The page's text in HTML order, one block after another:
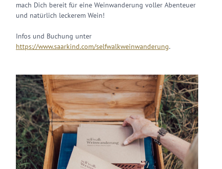
mach Dich bereit für eine Weinwanderung voller Abenteuer
und natürlich leckerem Wein!
Infos und Buchung unter
https://www.saarkind.com/selfwalkweinwanderung.